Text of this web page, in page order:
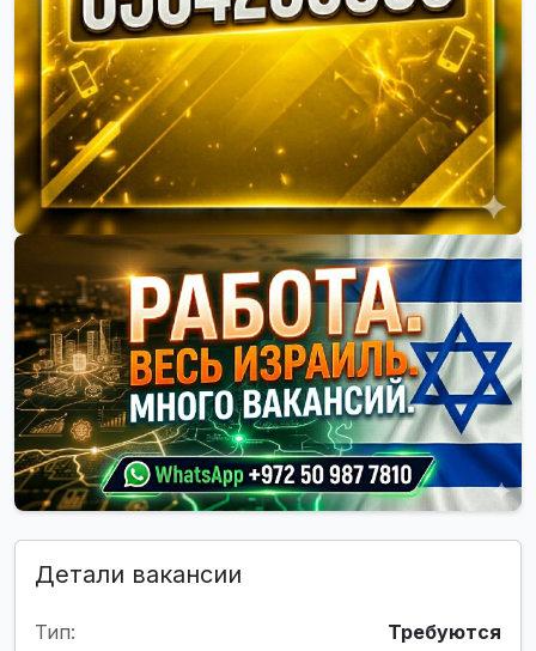
Детали вакансии
Тип: Требуются